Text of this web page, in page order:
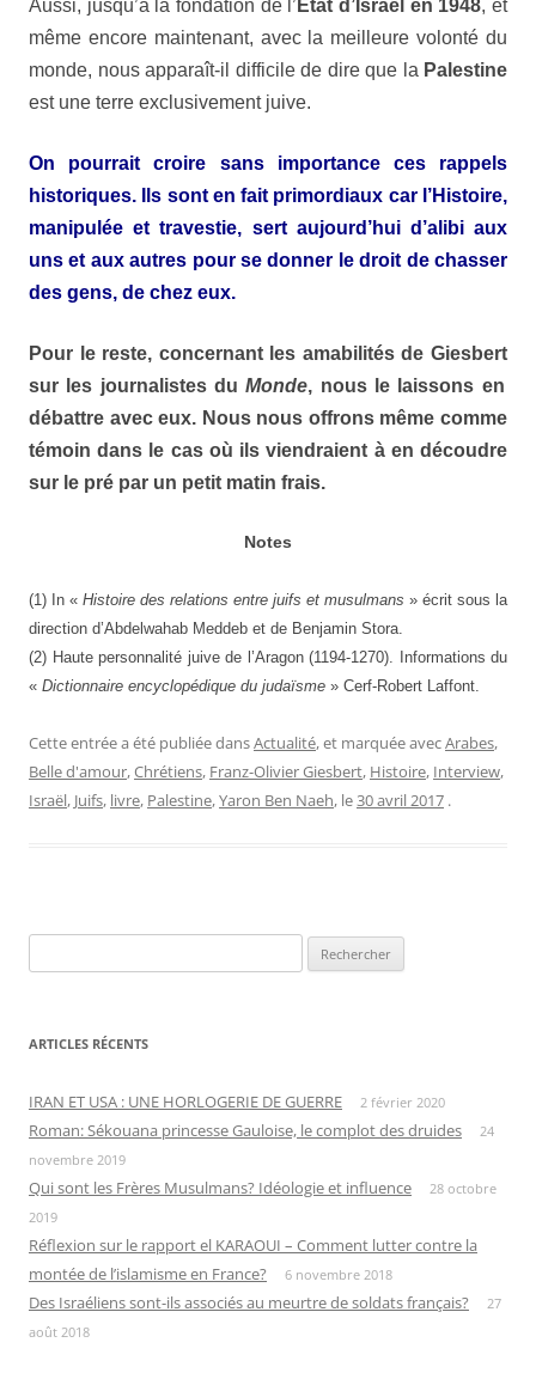
Aussi, jusqu’à la fondation de l’ État d’Israël en 1948, et
même encore maintenant, avec la meilleure volonté du
monde, nous apparaît-il difficile de dire que la Palestine
est une terre exclusivement juive.
On pourrait croire sans importance ces rappels
historiques. Ils sont en fait primordiaux car l’Histoire,
manipulée et travestie, sert aujourd’hui d’alibi aux
uns et aux autres pour se donner le droit de chasser
des gens, de chez eux.
Pour le reste, concernant les amabilités de Giesbert
sur les journalistes duMonde, nous le laissons en
débattre avec eux. Nous nous offrons même comme
témoin dans le cas où ils viendraient à en découdre
sur le pré par un petit matin frais.
Notes
(1) In « Histoire des relations entre juifs et musulmans » écrit sous la
direction d’Abdelwahab Meddeb et de Benjamin Stora.
(2) Haute personnalité juive de l’Aragon (1194-1270). Informations du
« Dictionnaire encyclopédique du judaïsme » Cerf-Robert Laffont.
Cette entrée a été publiée dansActualité, et marquée avecArabes,
Belle d'amour,Chrétiens, Franz-Olivier Giesbert, Histoire, Interview,
Israël, Juifs, livre, Palestine,Yaron Ben Naeh, le30 avril 2017 .
ARTICLES RÉCENTS
IRAN ET USA : UNE HORLOGERIE DE GUERRE 2 février 2020
Roman: Sékouana princesse Gauloise, le complot des druides
24
novembre 2019
Qui sont les Frères Musulmans? Idéologie et influence
28 octobre
2019
Réflexion sur le rapport el KARAOUI – Comment lutter contre la
montée de l’islamisme en France?
6 novembre 2018
Des Israéliens sont-ils associés au meurtre de soldats français?
27
août 2018